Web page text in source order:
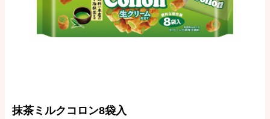
抹茶ミルクコロン8袋入